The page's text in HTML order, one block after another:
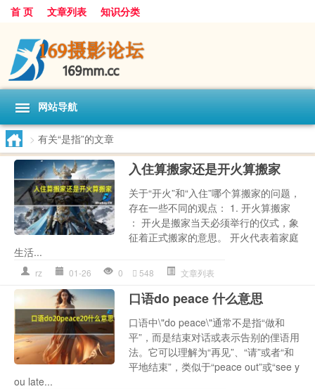
首 页 文章列表 知识分类
网站导航
> 有关“是指”的文章
入住算搬家还是开火算搬家
关于“开火”和“入住”哪个算搬家的问题，
存在一些不同的观点： 1. 开火算搬家
： 开火是搬家当天必须举行的仪式，象
征着正式搬家的意思。 开火代表着家庭
生活...
rz 01-26 0 548 文章列表
口语do peace 什么意思
口语中\"do peace\"通常不是指“做和
平”，而是结束对话或表示告别的俚语用
法。它可以理解为“再见”、“请”或者“和
平地结束”，类似于“peace out”或“see y
ou late...